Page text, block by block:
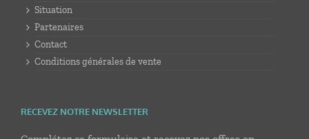
Situation
Partenaires
Contact
Conditions générales de vente
RECEVEZ NOTRE NEWSLETTER